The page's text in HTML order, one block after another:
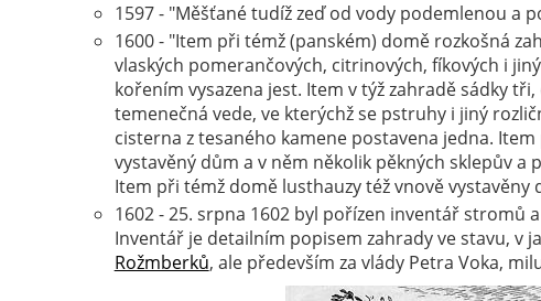
1597 - "Měšťané tudíž zeď od vody podemlenou a
1600 - "Item při témž (panském) domě rozkošná
vlaských pomerančových, citrinových, fíkových i
kořením vysazena jest. Item v týž zahradě sádky
temenečná vede, ve kterýchž se pstruhy i jiný
cisterna z tesaného kamene postavena jedna.
vystavěný dům a v něm několik pěkných sklepův a
Item při témž domě lusthauzy též vnově vystavěny
1602 - 25. srpna 1602 byl pořízen inventář stromů
Inventář je detailním popisem zahrady ve stavu, v
Rožmberků, ale především za vlády Petra Voka,